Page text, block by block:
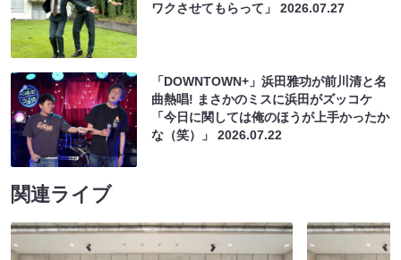
ワクさせてもらって」2026.07.27
「DOWNTOWN+」浜田雅功が前川清と名
曲熱唱! まさかのミスに浜田がズッコケ
「今日に関しては俺のほうが上手かったか
な（笑）」2026.07.22
関連ライブ